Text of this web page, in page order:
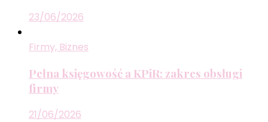
23/06/2026
Firmy, Biznes
Pełna księgowość a KPiR: zakres obsługi
firmy
21/06/2026